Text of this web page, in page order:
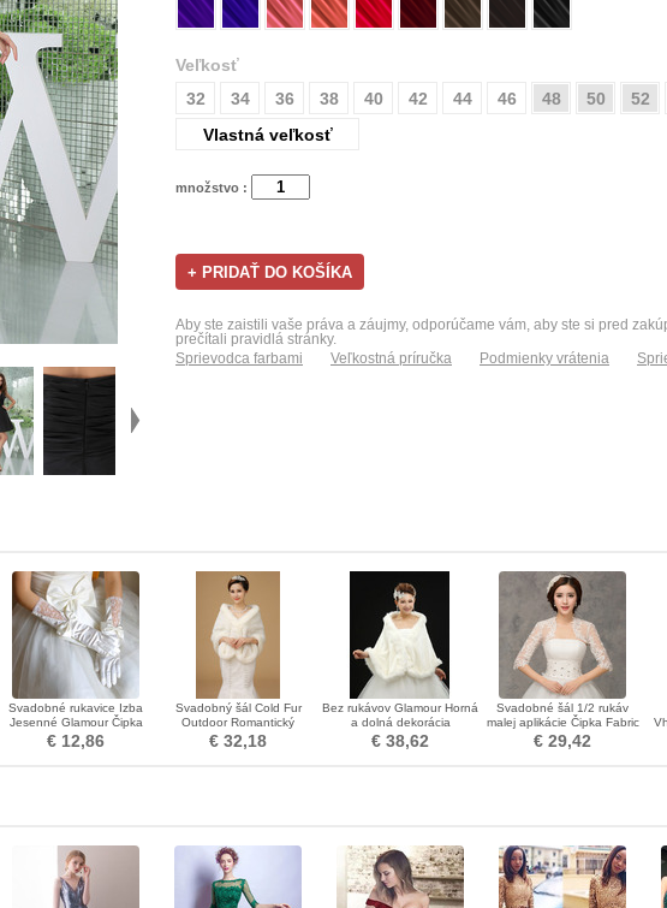
Veľkosť
32
34 36 38 40 42 44 46 48 50 52
Vlastná veľkosť
množstvo :
Aby ste zaistili vaše práva a záujmy, odporúčame vám, aby ste si pred
prečítali pravidlá stránky.
Sprievodca farbami
Veľkostná príručka Podmienky vrátenia
Svadobné rukavice Izba
Jesenné Glamour Čipka
Materiál Bow Tie
€ 12,86
Svadobný šál Cold Fur
Outdoor Romantický
kráľovský
€ 32,18
Bez rukávov Glamour Horná
a dolná dekorácia
svadobných šiat
€ 38,62
Svadobné šál 1/2 rukáv
malej aplikácie Čipka Fabric
€ 29,42